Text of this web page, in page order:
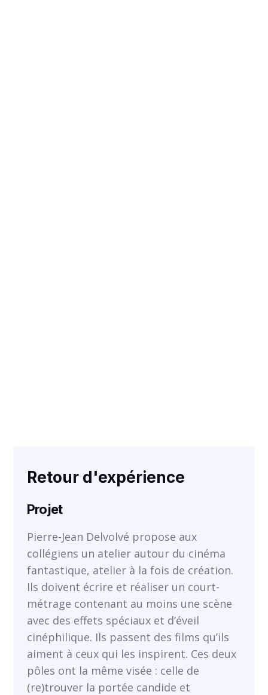
VOIR
Retour d'expérience
Projet
Pierre-Jean Delvolvé propose aux
collégiens un atelier autour du cinéma
fantastique, atelier à la fois de création.
Ils doivent écrire et réaliser un court-
métrage contenant au moins une scène
avec des effets spéciaux et d’éveil
cinéphilique. Ils passent des films qu’ils
aiment à ceux qui les inspirent. Ces deux
pôles ont la même visée : celle de
(re)trouver la portée candide et